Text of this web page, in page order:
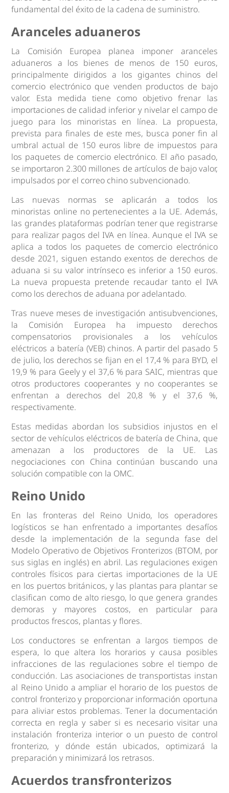
fundamental del éxito de la cadena de suministro.
Aranceles aduaneros
La Comisión Europea planea imponer aranceles
aduaneros a los bienes de menos de 150 euros,
principalmente dirigidos a los gigantes chinos del
comercio electrónico que venden productos de bajo
valor. Esta medida tiene como objetivo frenar las
importaciones de calidad inferior y nivelar el campo de
juego para los minoristas en línea. La propuesta,
prevista para finales de este mes, busca poner fin al
umbral actual de 150 euros libre de impuestos para
los paquetes de comercio electrónico. El año pasado,
se importaron 2.300 millones de artículos de bajo valor,
impulsados ​​por el correo chino subvencionado.
Las nuevas normas se aplicarán a todos los
minoristas online no pertenecientes a la UE. Además,
las grandes plataformas podrían tener que registrarse
para realizar pagos del IVA en línea. Aunque el IVA se
aplica a todos los paquetes de comercio electrónico
desde 2021, siguen estando exentos de derechos de
aduana si su valor intrínseco es inferior a 150 euros.
La nueva propuesta pretende recaudar tanto el IVA
como los derechos de aduana por adelantado.
Tras nueve meses de investigación antisubvenciones,
la Comisión Europea ha impuesto derechos
compensatorios provisionales a los vehículos
eléctricos a batería (VEB) chinos. A partir del pasado 5
de julio, los derechos se fijan en el 17,4 % para BYD, el
19,9 % para Geely y el 37,6 % para SAIC, mientras que
otros productores cooperantes y no cooperantes se
enfrentan a derechos del 20,8 % y el 37,6 %,
respectivamente.
Estas medidas abordan los subsidios injustos en el
sector de vehículos eléctricos de batería de China, que
amenazan a los productores de la UE. Las
negociaciones con China continúan buscando una
solución compatible con la OMC.
Reino Unido
En las fronteras del Reino Unido, los operadores
logísticos se han enfrentado a importantes desafíos
desde la implementación de la segunda fase del
Modelo Operativo de Objetivos Fronterizos (BTOM, por
sus siglas en inglés) en abril. Las regulaciones exigen
controles físicos para ciertas importaciones de la UE
en los puertos británicos, y las plantas para plantar se
clasifican como de alto riesgo, lo que genera grandes
demoras y mayores costos, en particular para
productos frescos, plantas y flores.
Los conductores se enfrentan a largos tiempos de
espera, lo que altera los horarios y causa posibles
infracciones de las regulaciones sobre el tiempo de
conducción. Las asociaciones de transportistas instan
al Reino Unido a ampliar el horario de los puestos de
control fronterizo y proporcionar información oportuna
para aliviar estos problemas. Tener la documentación
correcta en regla y saber si es necesario visitar una
instalación fronteriza interior o un puesto de control
fronterizo, y dónde están ubicados, optimizará la
preparación y minimizará los retrasos.
Acuerdos transfronterizos